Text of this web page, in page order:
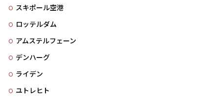
スキポール空港
ロッテルダム
アムステルフェーン
デンハーグ
ライデン
ユトレヒト